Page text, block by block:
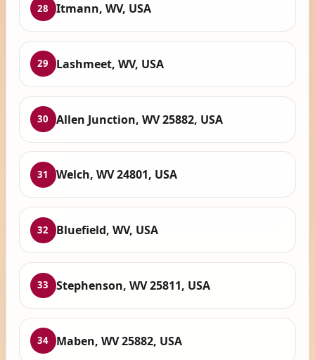
28 Itmann, WV, USA
29 Lashmeet, WV, USA
30 Allen Junction, WV 25882, USA
31 Welch, WV 24801, USA
32 Bluefield, WV, USA
33 Stephenson, WV 25811, USA
34 Maben, WV 25882, USA